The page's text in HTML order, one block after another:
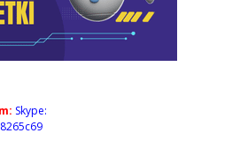
Skype: